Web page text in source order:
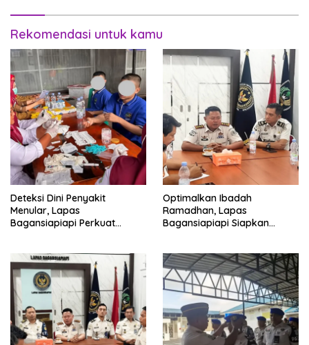
Rekomendasi untuk kamu
Deteksi Dini Penyakit
Menular, Lapas
Bagansiapiapi Perkuat
Optimalkan Ibadah
Ramadhan, Lapas
Bagansiapiapi Siapkan